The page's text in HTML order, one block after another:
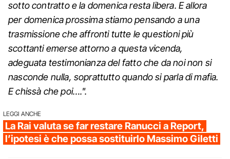
sotto contratto e la domenica resta libera. E allora
per domenica prossima stiamo pensando a una
trasmissione che affronti tutte le questioni più
scottanti emerse attorno a questa vicenda,
adeguata testimonianza del fatto che da noi non si
nasconde nulla, soprattutto quando si parla di mafia.
E chissà che poi….".
LEGGI ANCHE
La Rai valuta se far restare Ranucci a Report,
l’ipotesi è che possa sostituirlo Massimo Giletti